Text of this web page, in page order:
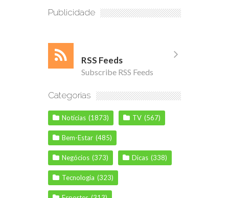
Publicidade
RSS Feeds
Subscribe RSS Feeds
Categorias
Notícias (1873) TV (567)
Bem-Estar (485)
Negócios (373) Dicas (338)
Tecnologia (323)